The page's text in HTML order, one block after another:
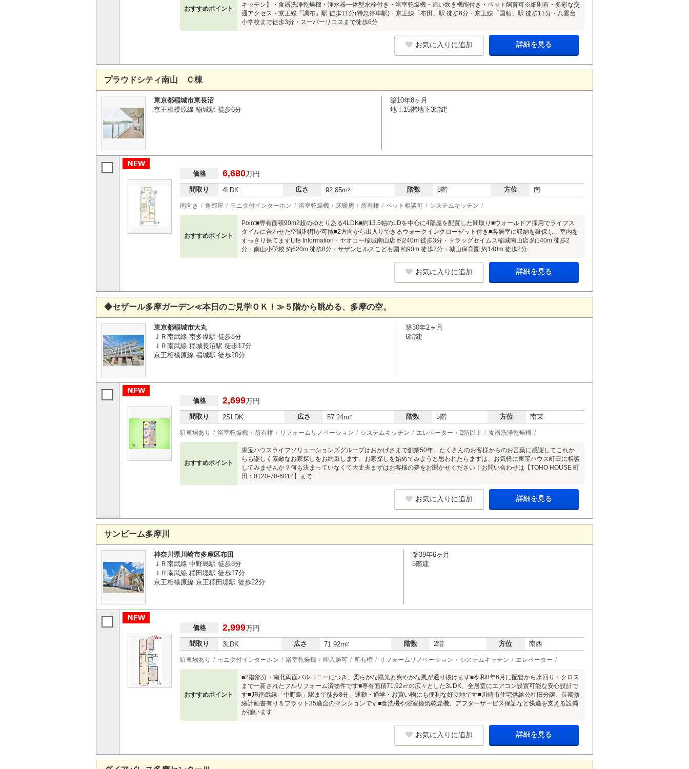
おすすめポイント
キッチン】・食器洗浄乾燥機・浄水器一体型水栓付き・浴室乾燥機・追い炊き機能付き・ペット飼育可※細則有・多彩な交
通アクセス・京王線「調布」駅 徒歩11分(特急停車駅)・京王線「布田」駅 徒歩6分・京王線「国領」駅 徒歩11分・八雲台
小学校まで徒歩3分・スーパーリコスまで徒歩6分
お気に入りに追加 詳細を見る
プラウドシティ南山 Ｃ棟
東京都稲城市東長沼
京王相模原線 稲城駅 徒歩6分
築10年8ヶ月
地上15階地下3階建
価格 6,680万円
間取り 4LDK 広さ 92.85m2 階数 8階 方位 南
南向き 角部屋 モニタ付インターホン 浴室乾燥機 床暖房 所有権 ペット相談可 システムキッチン
おすすめポイント
Point■専有面積90m2超のゆとりある4LDK■約13.5帖のLDを中心に4部屋を配置した間取り■ウォールドア採用でライフス
タイルに合わせた空間利用が可能■2方向から出入りできるウォークインクローゼット付き■各居室に収納を確保し、室内を
すっきり保てますLife Information・ヤオコー稲城南山店 約240m 徒歩3分・ドラッグセイムス稲城南山店 約140m 徒歩2
分・南山小学校 約620m 徒歩8分・サザンヒルズこども園 約90m 徒歩2分・城山保育園 約140m 徒歩2分
お気に入りに追加 詳細を見る
◆セザール多摩ガーデン≪本日のご見学ＯＫ！≫５階から眺める、多摩の空。
東京都稲城市大丸
ＪＲ南武線 南多摩駅 徒歩8分
ＪＲ南武線 稲城長沼駅 徒歩17分
京王相模原線 稲城駅 徒歩20分
築30年2ヶ月
6階建
価格 2,699万円
間取り 2SLDK 広さ 57.24m2 階数 5階 方位 南東
駐車場あり 浴室乾燥機 所有権 リフォームリノベーション システムキッチン エレベーター 2階以上 食器洗浄乾燥機
おすすめポイント
東宝ハウスライフソリューションズグループはおかげさまで創業50年。たくさんのお客様からのお言葉に感謝してこれか
らも楽しく素敵なお家探しをお約束します。お家探しを始めてみようと思われたらまずは、お気軽に東宝ハウス町田に相談
してみませんか？何も決まっていなくて大丈夫まずはお客様の夢をお聞かせください！お問い合わせは【TOHO HOUSE 町
田：0120-70-6012】まで
お気に入りに追加 詳細を見る
サンビーム多摩川
神奈川県川崎市多摩区布田
ＪＲ南武線 中野島駅 徒歩8分
ＪＲ南武線 稲田堤駅 徒歩17分
京王相模原線 京王稲田堤駅 徒歩22分
築39年6ヶ月
5階建
価格 2,999万円
間取り 3LDK 広さ 71.92m2 階数 2階 方位 南西
駐車場あり モニタ付インターホン 浴室乾燥機 即入居可 所有権 リフォームリノベーション システムキッチン エレベーター
おすすめポイント
■2階部分・南北両面バルコニーにつき、柔らかな陽光と爽やかな風が通り抜けます■令和8年6月に配管から水回り・クロス
まで一新されたフルリフォーム済物件です■専有面積71.92㎡の広々とした3LDK、全居室にエアコン設置可能な安心設計で
す■JR南武線「中野島」駅まで徒歩8分、通勤・通学・お買い物にも便利な好立地です■川崎市住宅供給公社旧分譲、長期修
繕計画書有り＆フラット35適合のマンションです■食洗機や浴室換気乾燥機、アフターサービス保証など快適を支える設備
が揃います
お気に入りに追加 詳細を見る